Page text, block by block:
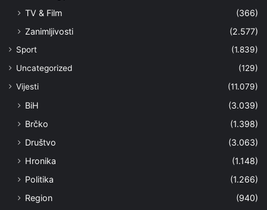
TV & Film
(366)
Zanimljivosti
(2.577)
Sport
(1.839)
Uncategorized
(129)
Vijesti
(11.079)
BiH
(3.039)
Brčko
(1.398)
Društvo
(3.063)
Hronika
(1.148)
Politika
(1.266)
Region
(940)